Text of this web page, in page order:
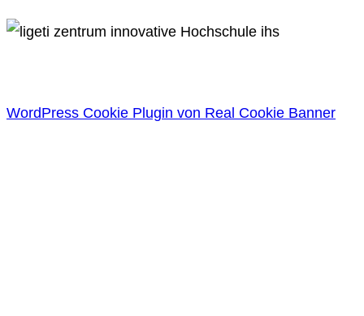
WordPress Cookie Plugin von Real Cookie Banner